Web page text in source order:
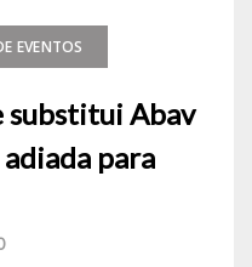
EVENTOS
substitui Abav
para